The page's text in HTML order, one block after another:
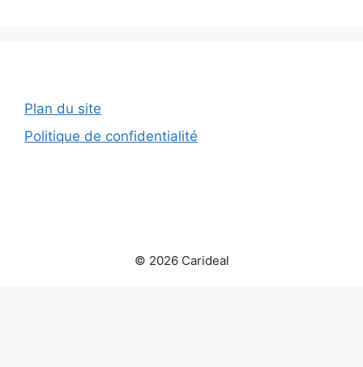
Plan du site
Politique de confidentialité
© 2026 Carideal